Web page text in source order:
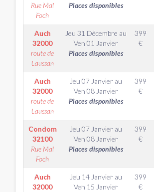
Rue Mal
Foch
Places disponibles
Auch
32000
route de
Laussan
Jeu 31 Décembre au
Ven 01 Janvier
Places disponibles
399
€
Auch
32000
route de
Laussan
Jeu 07 Janvier au
Ven 08 Janvier
Places disponibles
399
€
Condom
32100
Rue Mal
Foch
Jeu 07 Janvier au
Ven 08 Janvier
Places disponibles
399
€
Auch
32000
Jeu 14 Janvier au
Ven 15 Janvier
399
€